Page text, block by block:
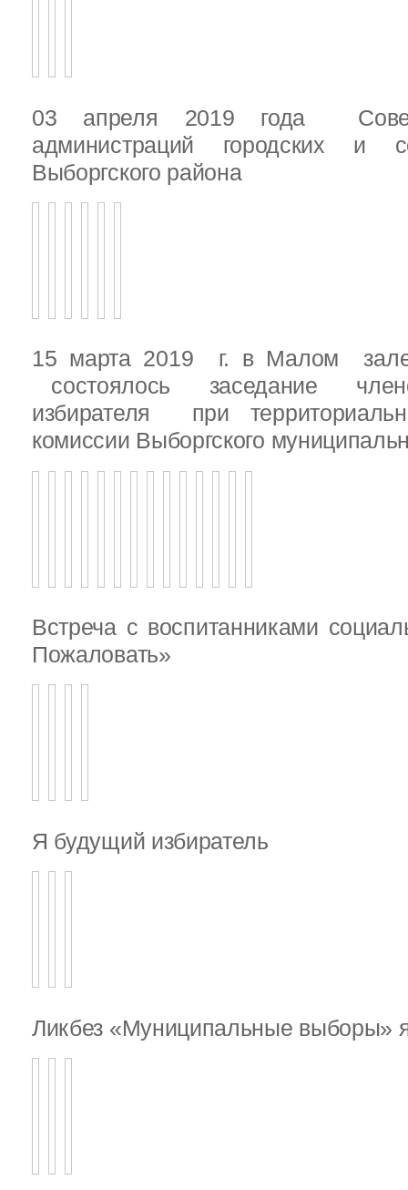
03 апреля 2019 года
администраций городских и
Выборгского района
15 марта 2019 г. в Малом
состоялось заседание
избирателя при
комиссии Выборгского
Встреча с воспитанниками
Пожаловать»
Я будущий избиратель
Ликбез «Муниципальные выборы»